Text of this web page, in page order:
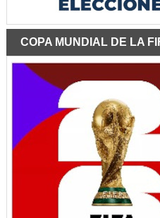
COPA MUNDIAL DE LA